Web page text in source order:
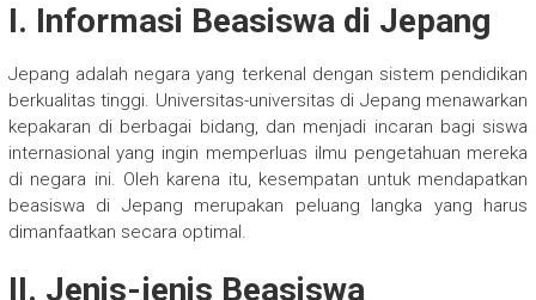
I. Informasi Beasiswa di Jepang
Jepang adalah negara yang terkenal dengan sistem pendidikan
berkualitas tinggi. Universitas-universitas di Jepang menawarkan
kepakaran di berbagai bidang, dan menjadi incaran bagi siswa
internasional yang ingin memperluas ilmu pengetahuan mereka
di negara ini. Oleh karena itu, kesempatan untuk mendapatkan
beasiswa di Jepang merupakan peluang langka yang harus
dimanfaatkan secara optimal.
II. Jenis-jenis Beasiswa